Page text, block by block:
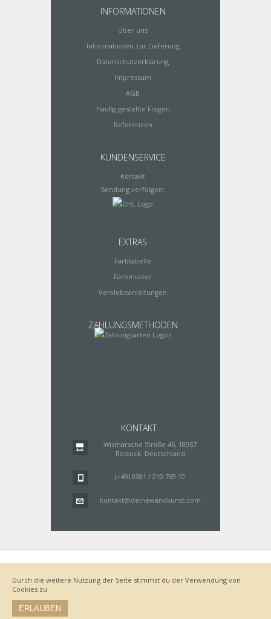
INFORMATIONEN
Über uns
Informationen zur Lieferung
Datenschutzerklärung
Impressum
AGB
Häufig gestellte Fragen
Referenzen
KUNDENSERVICE
Kontakt
Sendung verfolgen:
EXTRAS
Farbtabelle
Farbmuster
Verklebeanleitungen
ZAHLUNGSMETHODEN
KONTAKT
Wismarsche Straße 46, 18057
Rostock, Deutschland
(+49) 0381 / 210 769 10
kontakt@deinewandkunst.com
Datenschutz
Lieferung
Bestellvorgang
AGB
Durch die weitere Nutzung der Seite stimmst du der Verwendung von
Cookies zu.
ERLAUBEN